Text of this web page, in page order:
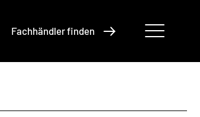
Fachhändler finden